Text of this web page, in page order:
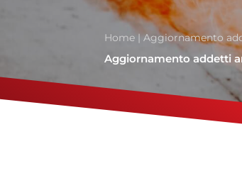
Home |Aggiornamento
Aggiornamento addetti